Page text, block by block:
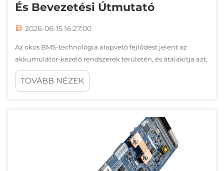
És Bevezetési Útmutató
2026-06-15 16:27:00
Az okos BMS-technológia alapvető fejlődést jelent az
akkumulátor-kezelő rendszerek területén, és átalakítja azt,
ahogyan a vállalatok figyelik, vezérelhetik és
optimalizálhatják energiatároló megoldásaikat. A modern
TOVÁBB NÉZEK